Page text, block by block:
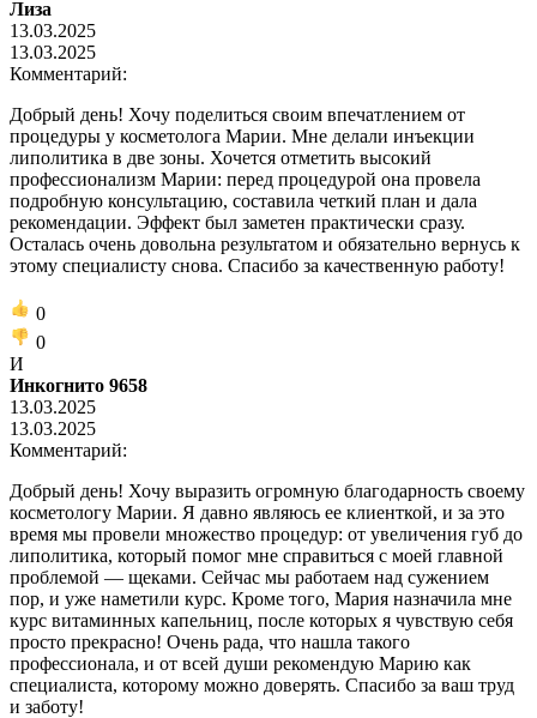
Лиза
13.03.2025
13.03.2025
Комментарий:
Добрый день! Хочу поделиться своим впечатлением от
процедуры у косметолога Марии. Мне делали инъекции
липолитика в две зоны. Хочется отметить высокий
профессионализм Марии: перед процедурой она провела
подробную консультацию, составила четкий план и дала
рекомендации. Эффект был заметен практически сразу.
Осталась очень довольна результатом и обязательно вернусь к
этому специалисту снова. Спасибо за качественную работу!
0
0
И
Инкогнито 9658
13.03.2025
13.03.2025
Комментарий:
Добрый день! Хочу выразить огромную благодарность своему
косметологу Марии. Я давно являюсь ее клиенткой, и за это
время мы провели множество процедур: от увеличения губ до
липолитика, который помог мне справиться с моей главной
проблемой — щеками. Сейчас мы работаем над сужением
пор, и уже наметили курс. Кроме того, Мария назначила мне
курс витаминных капельниц, после которых я чувствую себя
просто прекрасно! Очень рада, что нашла такого
профессионала, и от всей души рекомендую Марию как
специалиста, которому можно доверять. Спасибо за ваш труд
и заботу!